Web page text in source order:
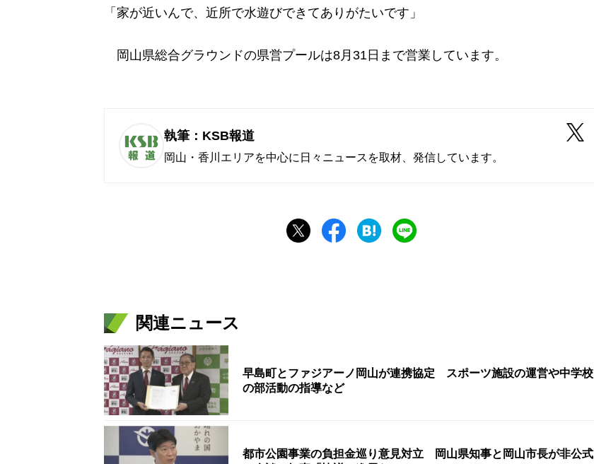
「家が近いんで、近所で水遊びできてありがたいです」
岡山県総合グラウンドの県営プールは8月31日まで営業しています。
執筆：KSB報道
岡山・香川エリアを中心に日々ニュースを取材、発信しています。
関連ニュース
早島町とファジアーノ岡山が連携協定 スポーツ施設の運営や中学校
の部活動の指導など
都市公園事業の負担金巡り意見対立 岡山県知事と岡山市長が非公式